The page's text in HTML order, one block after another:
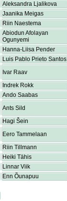
Aleksandra Ljalikova
Jaanika Meigas
Riin Naestema
Abiodun Afolayan
Ogunyemi
Hanna-Liisa Pender
Luis Pablo Prieto Santos
Ivar Raav
Indrek Rokk
Ando Saabas
Ants Sild
Hagi Šein
Eero Tammelaan
Riin Tillmann
Heiki Tähis
Linnar Viik
Enn Õunapuu